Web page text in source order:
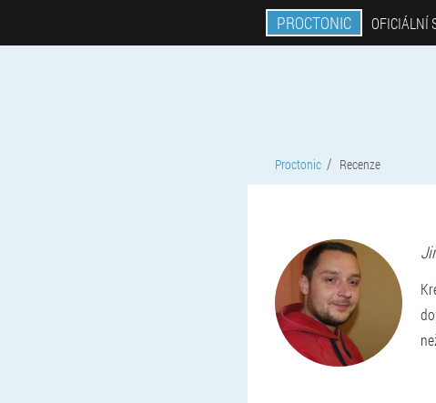
PROCTONIC OFICIÁLNÍ
Proctonic Recenze